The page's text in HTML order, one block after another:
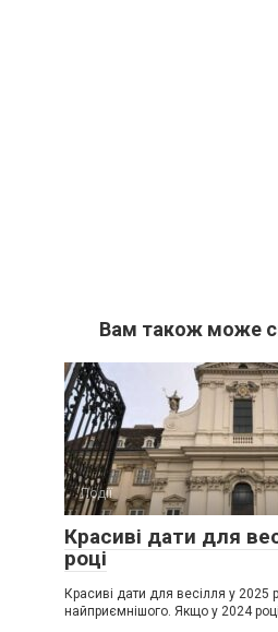
Вам також може
Події
Красиві дати для
році
Красиві дати для весілля у 2025
найприємнішого. Якщо у 2024 році